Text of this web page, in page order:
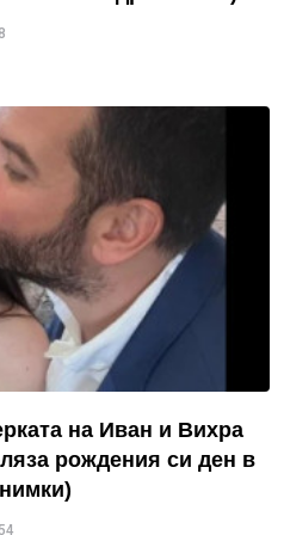
на Иван и Вихра
рождения си ден в